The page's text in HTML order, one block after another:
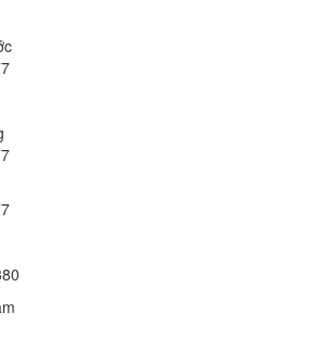
Wifi 4.0MP IPC-K42P-IMOU
1080P
- Intel Core i7 -4810MQ- 8G- SSD240G - Đồ
15.6"FHD
- Intel Core i5 -4300 U.( TH4)- 4G-
- Intel Core i7 -4600 U.( TH4)- 4G-